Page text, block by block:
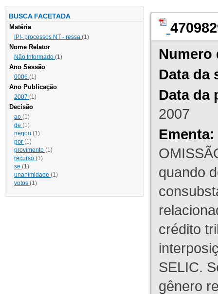
BUSCA FACETADA
Matéria
IPI- processos NT - ressa (1)
Nome Relator
Não Informado (1)
Ano Sessão
0006 (1)
Ano Publicação
2007 (1)
Decisão
ao (1)
de (1)
negou (1)
por (1)
provimento (1)
recurso (1)
se (1)
unanimidade (1)
votos (1)
Numero
Data da
Data da
2007
Ementa:
quando
crédito
SELIC.
gênero